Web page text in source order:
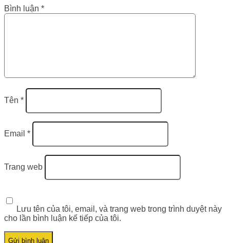
Bình luận *
Tên *
Email *
Trang web
Lưu tên của tôi, email, và trang web trong trình duyệt này
cho lần bình luận kế tiếp của tôi.